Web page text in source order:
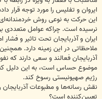
ایروان و تفلیس را مورد توجه قرار
این حرکت به نوعی روش
نرسیده است. چراکه عوامل متعددی
ایران و آذربایجان تحت تاثیر و
ملاحظاتی در این زمینه دارد.
آذربایجان فعالند و سعی دارند که
موضوع حساس است، به این دلیل
رژیم صهیونیستی رسوخ کند.
نقش رسانه‌ها و مطبوعات آذربایجان
تعیین‌کننده است؟